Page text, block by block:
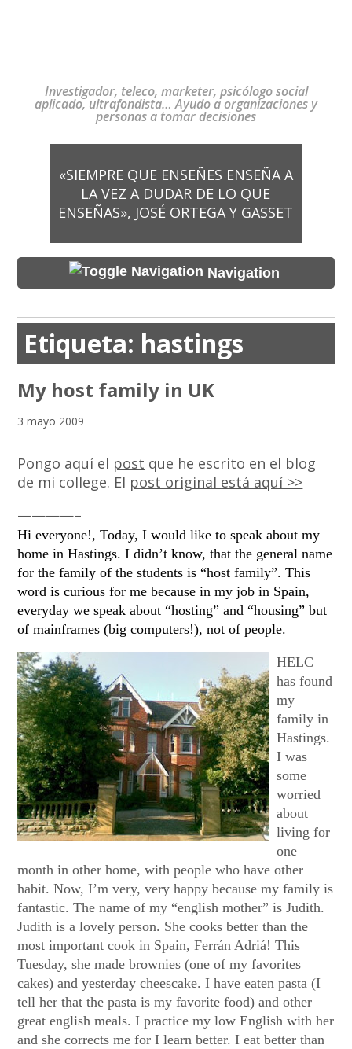
Investigador, teleco, marketer, psicólogo social
aplicado, ultrafondista… Ayudo a organizaciones y
personas a tomar decisiones
«SIEMPRE QUE ENSEÑES ENSEÑA A
LA VEZ A DUDAR DE LO QUE
ENSEÑAS», JOSÉ ORTEGA Y GASSET
Navigation
Etiqueta: hastings
My host family in UK
3 mayo 2009
Pongo aquí el post que he escrito en el blog
de mi college. El post original está aquí >>
————–
Hi everyone!, Today, I would like to speak about my
home in Hastings. I didn’t know, that the general name
for the family of the students is “host family”. This
word is curious for me because in my job in Spain,
everyday we speak about “hosting” and “housing” but
of mainframes (big computers!), not of people.
HELC
has found
my
family in
Hastings.
I was
some
worried
about
living for
one
month in other home, with people who have other
habit. Now, I’m very, very happy because my family is
fantastic. The name of my “english mother” is Judith.
Judith is a lovely person. She cooks better than the
most important cook in Spain, Ferrán Adriá! This
Tuesday, she made brownies (one of my favorites
cakes) and yesterday cheescake. I have eaten pasta (I
tell her that the pasta is my favorite food) and other
great english meals. I practice my low English with her
and she corrects me for I learn better. I eat better than